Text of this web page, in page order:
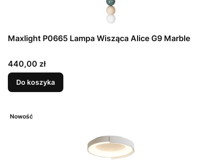
Maxlight P0665 Lampa Wisząca Alice G9 Marble
Cena
440,00 zł
Do koszyka
Nowość